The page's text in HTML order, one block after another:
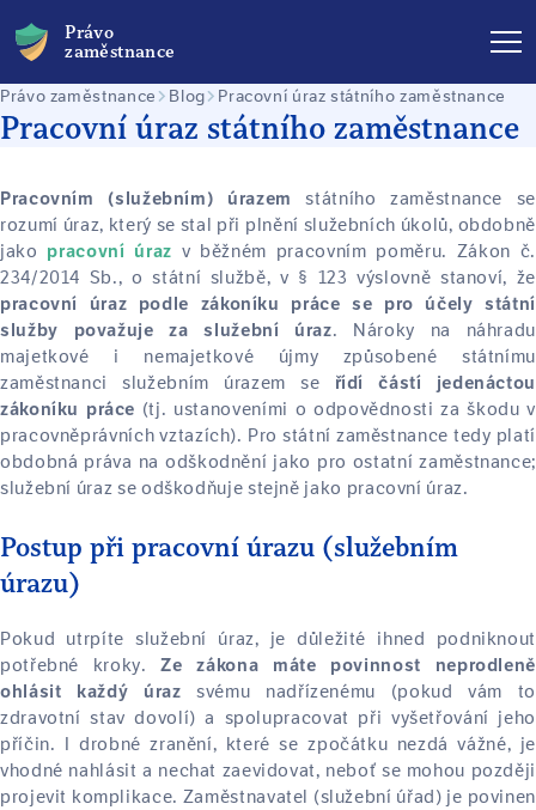
Právo
zaměstnance
Pracovní úraz státního zaměstnance
Právo zaměstnance Blog Pracovní úraz státního zaměstnance
Pracovním (služebním) úrazem
státního zaměstnance se
rozumí úraz, který se stal při plnění služebních úkolů, obdobně
jako pracovní úraz v běžném pracovním poměru. Zákon č.
234/2014 Sb., o státní službě, v § 123 výslovně stanoví, že
pracovní úraz podle zákoníku práce se pro účely státní
služby považuje za služební úraz. Nároky na náhradu
majetkové i nemajetkové újmy způsobené státnímu
zaměstnanci služebním úrazem se
řídí částí jedenáctou
zákoníku práce (tj. ustanoveními o odpovědnosti za škodu v
pracovněprávních vztazích). Pro státní zaměstnance tedy platí
obdobná práva na odškodnění jako pro ostatní zaměstnance;
služební úraz se odškodňuje stejně jako pracovní úraz.
Postup při pracovní úrazu (služebním
úrazu)
Pokud utrpíte služební úraz, je důležité ihned podniknout
potřebné kroky.Ze zákona máte povinnost neprodleně
ohlásit každý úraz svému nadřízenému (pokud vám to
zdravotní stav dovolí) a spolupracovat při vyšetřování jeho
příčin. I drobné zranění, které se zpočátku nezdá vážné, je
vhodné nahlásit a nechat zaevidovat, neboť se mohou později
projevit komplikace. Zaměstnavatel (služební úřad) je povinen